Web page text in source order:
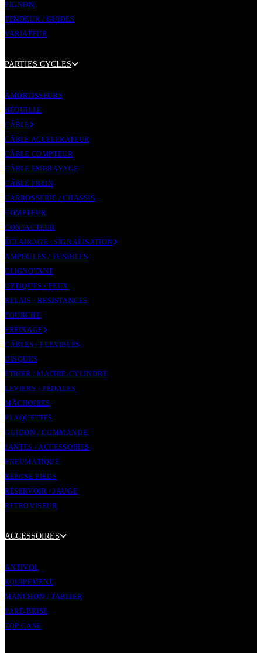
PIGNON
TENDEUR / GUIDES
VARIATEUR
PARTIES CYCLES
AMORTISSEURS
BÉQUILLE
CÂBLE
CÂBLE ACCELERATEUR
CÂBLE COMPTEUR
CÂBLE EMBRAYAGE
CÂBLE FREIN
CARROSSERIE / CHASSIS
COMPTEUR
CONTACTEUR
ÉCLAIRAGE / SIGNALISATION
AMPOULES / FUSIBLES
CLIGNOTANT
OPTIQUES / FEUX
RELAIS / RESISTANCES
FOURCHE
FREINAGE
CÂBLES / FLEXIBLES
DISQUES
ÉTRIER / MAITRE-CYLINDRE
LEVIERS / PÉDALES
MÂCHOIRES
PLAQUETTES
GUIDON / COMMANDE
JANTES / ACCESSOIRES
PNEUMATIQUE
REPOSE PIEDS
RÉSERVOIR / JAUGE
RETROVISEUR
ACCESSOIRES
ANTIVOL
EQUIPEMENT
MANCHON / TABLIER
PARE-BRISE
TOP CASE